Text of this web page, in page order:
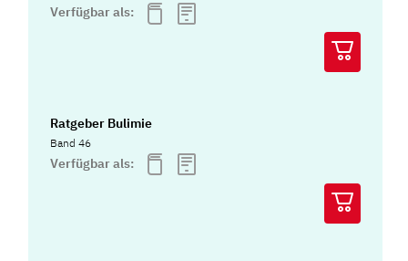
Verfügbar als:
Ratgeber Bulimie
Band 46
Verfügbar als: